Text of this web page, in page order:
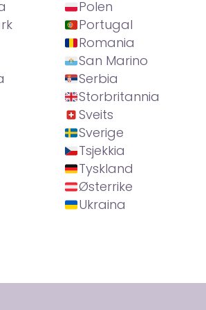
Polen
Portugal
Romania
San Marino
Serbia
Storbritannia
Sveits
Sverige
Tsjekkia
Tyskland
Østerrike
Ukraina